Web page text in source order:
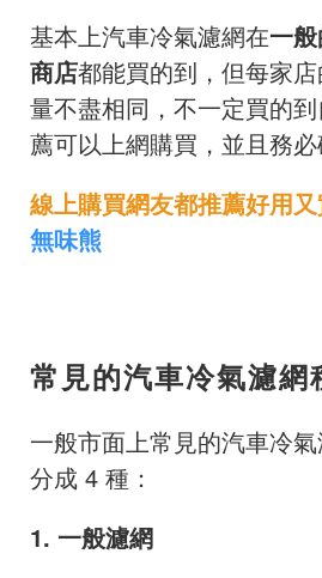
基本上汽車冷氣濾網在一
商店都能買的到，但每家
量不盡相同，不一定買的
薦可以上網購買，並且務必
線上購買網友都推薦好用
無味熊
常見的汽車冷氣濾網
一般市面上常見的汽車冷
分成 4 種：
1. 一般濾網